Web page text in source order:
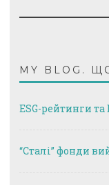
MY BLOG.
ESG-рейтинги та
“Сталі” фонди